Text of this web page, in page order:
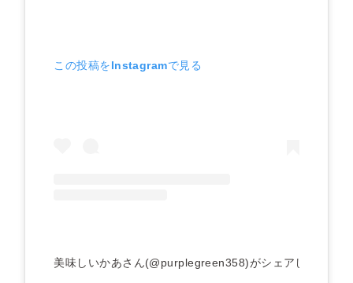
この投稿をInstagramで見る
美味しいかあさん(@purplegreen358)がシェアした投稿